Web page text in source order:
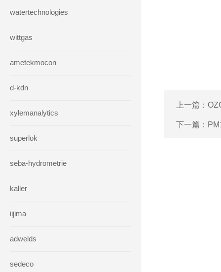
watertechnologies
wittgas
ametekmocon
d-kdn
xylemanalytics
superlok
seba-hydrometrie
kaller
iijima
adwelds
sedeco
上一篇：
下一篇：